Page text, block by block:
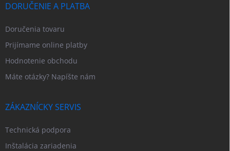
DORUČENIE A PLATBA
Doručenia tovaru
Prijímame online platby
Hodnotenie obchodu
Máte otázky? Napíšte nám
ZÁKAZNÍCKY SERVIS
Technická podpora
Inštalácia zariadenia